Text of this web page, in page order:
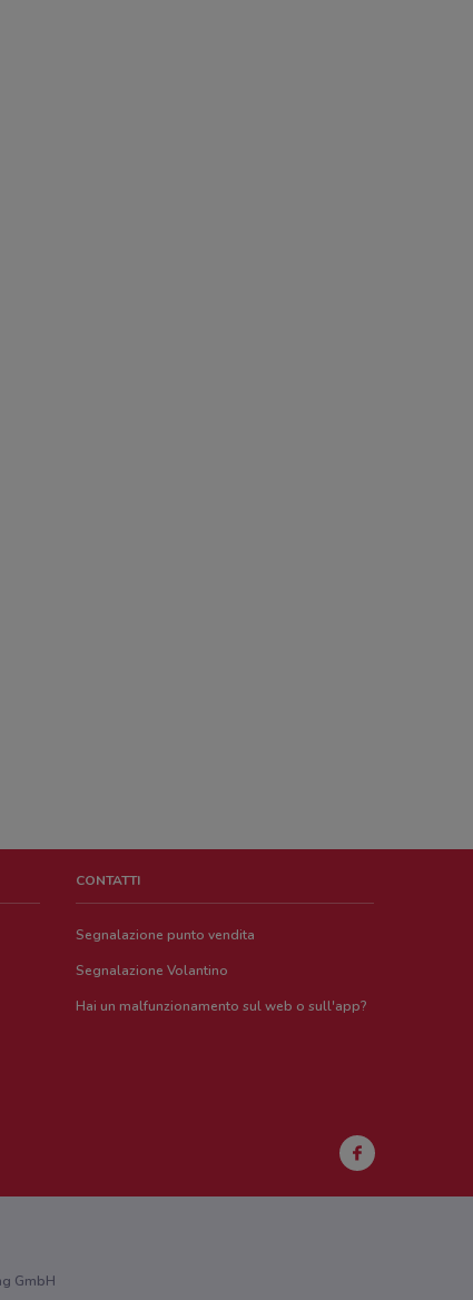
CONTATTI
Segnalazione punto vendita
Segnalazione Volantino
Hai un malfunzionamento sul web o sull'app?
GmbH